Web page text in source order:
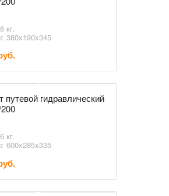
кг.
380х190х345
путевой гидравлический
кг.
600х285х335